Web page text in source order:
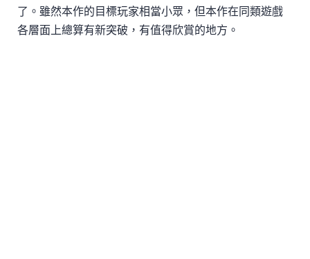
了。雖然本作的目標玩家相當小眾，但本作在同類遊戲
各層面上總算有新突破，有值得欣賞的地方。